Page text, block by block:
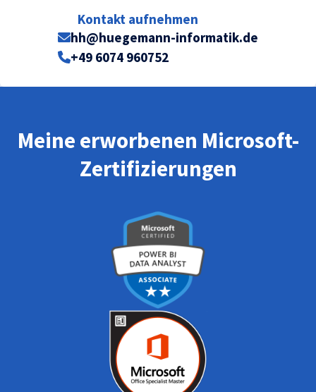
Kontakt aufnehmen
hh@huegemann-informatik.de
+49 6074 960752
Meine erworbenen Microsoft-
Zertifizierungen